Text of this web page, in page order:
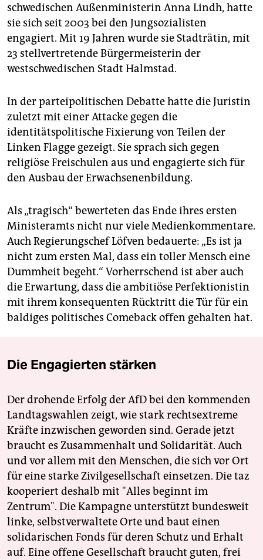
schwedischen Außenministerin Anna Lindh, hatte
sie sich seit 2003 bei den Jungsozialisten
engagiert. Mit 19 Jahren wurde sie Stadträtin, mit
23 stellvertretende Bürgermeisterin der
westschwedischen Stadt Halmstad.
In der parteipolitischen Debatte hatte die Juristin
zuletzt mit einer Attacke gegen die
identitätspolitische Fixierung von Teilen der
Linken Flagge gezeigt. Sie sprach sich gegen
religiöse Freischulen aus und engagierte sich für
den Ausbau der Erwachsenenbildung.
Als „tragisch“ bewerteten das Ende ihres ersten
Ministeramts nicht nur viele Medienkommentare.
Auch Regierungschef Löfven bedauerte: „Es ist ja
nicht zum ersten Mal, dass ein toller Mensch eine
Dummheit begeht.“ Vorherrschend ist aber auch
die Erwartung, dass die ambitiöse Perfektionistin
mit ihrem konsequenten Rücktritt die Tür für ein
baldiges politisches Comeback offen gehalten hat.
Die Engagierten stärken
Der drohende Erfolg der AfD bei den kommenden
Landtagswahlen zeigt, wie stark rechtsextreme
Kräfte inzwischen geworden sind. Gerade jetzt
braucht es Zusammenhalt und Solidarität. Auch
und vor allem mit den Menschen, die sich vor Ort
für eine starke Zivilgesellschaft einsetzen. Die taz
kooperiert deshalb mit "Alles beginnt im
Zentrum". Die Kampagne unterstützt bundesweit
linke, selbstverwaltete Orte und baut einen
solidarischen Fonds für deren Schutz und Erhalt
auf. Eine offene Gesellschaft braucht guten, frei